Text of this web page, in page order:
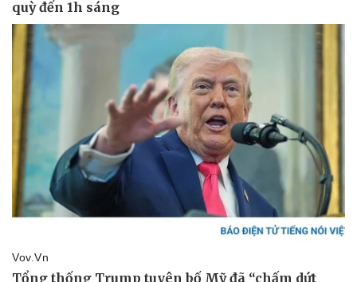
Vụ án
Tư vấn luật
Quân sự - Quốc phòng
Vũ khí
Việt Nam
Phân tích